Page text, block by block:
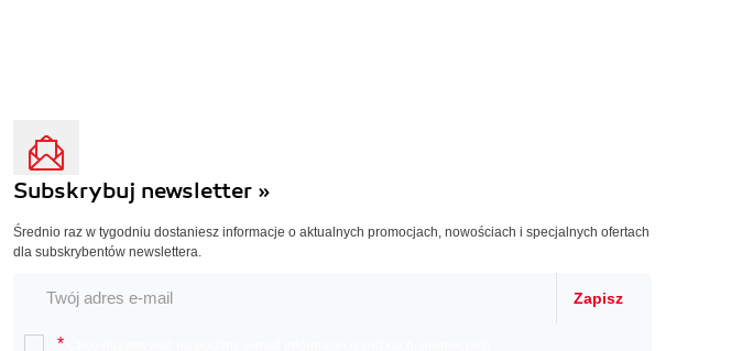
Subskrybuj newsletter »
Średnio raz w tygodniu dostaniesz informacje o aktualnych promocjach, nowościach i specjalnych ofertach
dla subskrybentów newslettera.
Zapisz
*